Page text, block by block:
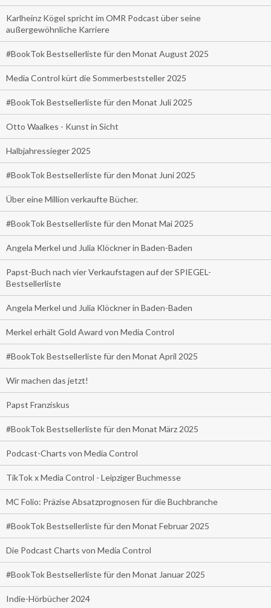
Karlheinz Kögel spricht im OMR Podcast über seine
außergewöhnliche Karriere
#BookTok Bestsellerliste für den Monat August 2025
Media Control kürt die Sommerbeststeller 2025
#BookTok Bestsellerliste für den Monat Juli 2025
Otto Waalkes - Kunst in Sicht
Halbjahressieger 2025
#BookTok Bestsellerliste für den Monat Juni 2025
Über eine Million verkaufte Bücher.
#BookTok Bestsellerliste für den Monat Mai 2025
Angela Merkel und Julia Klöckner in Baden-Baden
Papst-Buch nach vier Verkaufstagen auf der SPIEGEL-
Bestsellerliste
Angela Merkel und Julia Klöckner in Baden-Baden
Merkel erhält Gold Award von Media Control
#BookTok Bestsellerliste für den Monat April 2025
Wir machen das jetzt!
Papst Franziskus
#BookTok Bestsellerliste für den Monat März 2025
Podcast-Charts von Media Control
TikTok x Media Control - Leipziger Buchmesse
MC Folio: Präzise Absatzprognosen für die Buchbranche
#BookTok Bestsellerliste für den Monat Februar 2025
Die Podcast Charts von Media Control
#BookTok Bestsellerliste für den Monat Januar 2025
Indie-Hörbücher 2024